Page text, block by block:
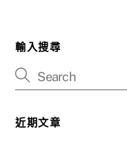
輸入搜尋
近期文章